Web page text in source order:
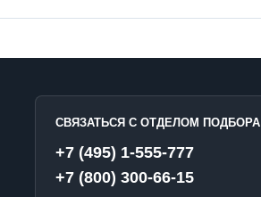
СВЯЗАТЬСЯ С ОТДЕЛОМ ПОДБОРА
+7 (495) 1-555-777
+7 (800) 300-66-15